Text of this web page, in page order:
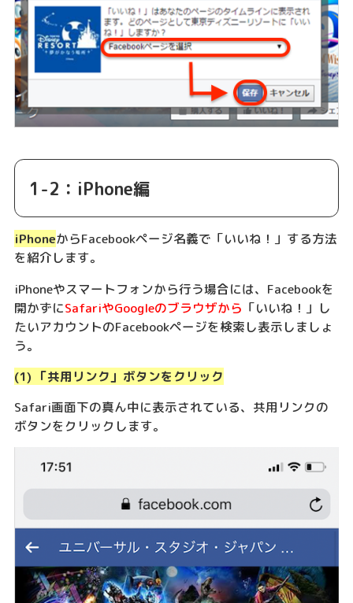
1-2：iPhone編
iPhoneからFacebookページ名義で「いいね！」する方法
を紹介します。
iPhoneやスマートフォンから行う場合には、Facebookを
開かずにSafariやGoogleのブラウザから 「いいね！」し
たいアカウントのFacebookページを検索し表示しましょ
う。
(1) 「共用リンク」ボタンをクリック
Safari画面下の真ん中に表示されている、共用リンクの
ボタンをクリックします。